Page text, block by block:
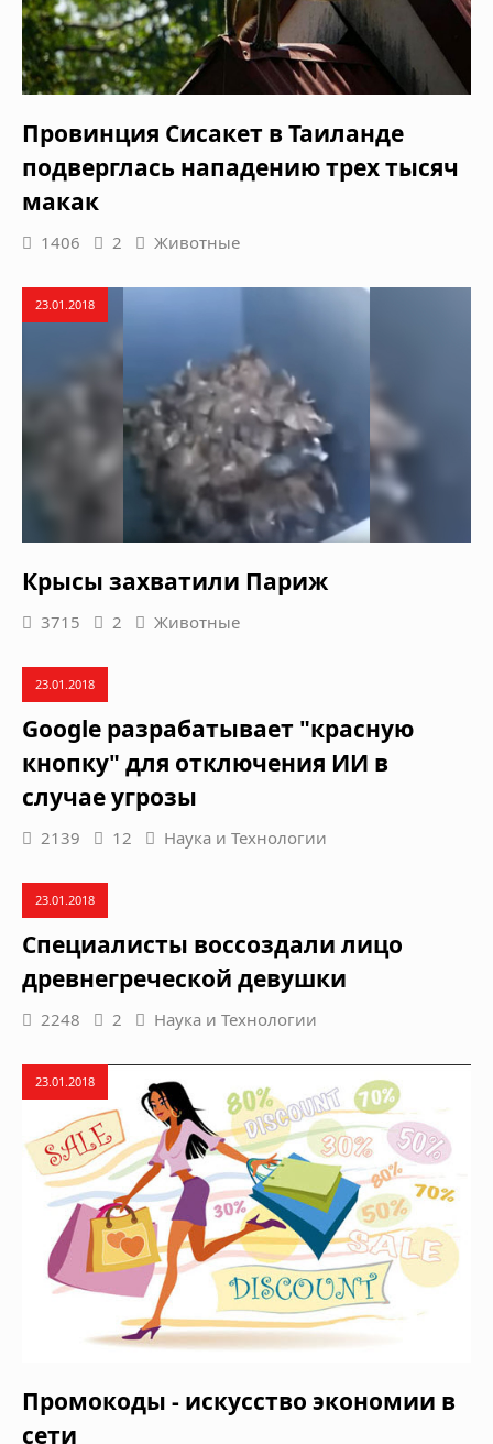
Провинция Сисакет в Таиланде
подверглась нападению трех тысяч
макак
1406 2 Животные
23.01.2018
Крысы захватили Париж
3715 2 Животные
23.01.2018
Google разрабатывает "красную
кнопку" для отключения ИИ в
случае угрозы
2139 12 Наука и Технологии
23.01.2018
Специалисты воссоздали лицо
древнегреческой девушки
2248 2 Наука и Технологии
23.01.2018
Промокоды - искусство экономии в
сети